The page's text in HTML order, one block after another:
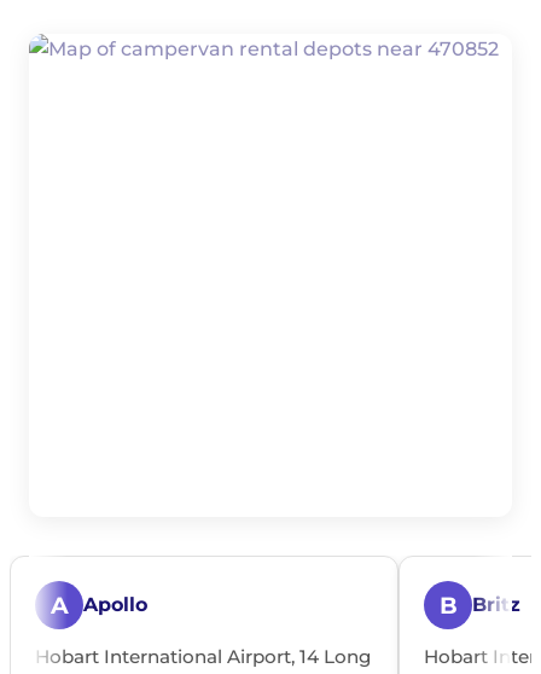
A Apollo
Hobart International Airport, 14 Long
B Britz
Hobart